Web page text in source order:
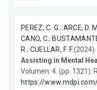
PEREZ, C. G.; ARCE, D.
CANO, C.;
R.; CUELLAR, F. F.(2024).
Assisting in Mental
Volumen: 4. (pp. 1321).
https://